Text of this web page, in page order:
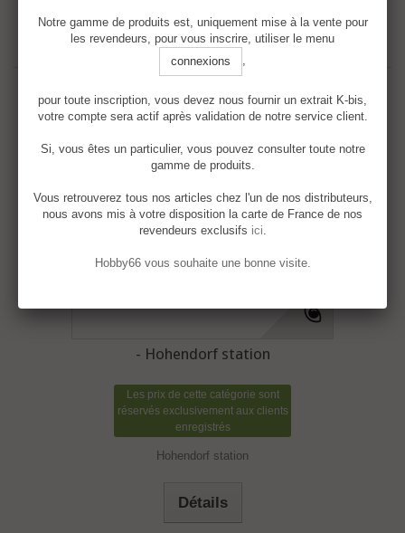
- Hohendorf station
Les prix de cette catégorie sont
réservés exclusivement aux clients
enregistrés
Hohendorf station
Détails
Notre gamme de produits est, uniquement mise à la vente pour
les revendeurs, pour vous inscrire, utiliser le menu
connexions
,
pour toute inscription, vous devez nous fournir un extrait K-bis,
votre compte sera actif après validation de notre service client.
Si, vous êtes un particulier, vous pouvez consulter toute notre
gamme de produits.
Vous retrouverez tous nos articles chez l'un de nos distributeurs,
nous avons mis à votre disposition la carte de France de nos
revendeurs exclusifs ici.
Hobby66 vous souhaite une bonne visite.